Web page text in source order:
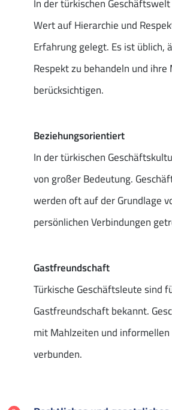
In der türkischen
Wert auf Hierarchie und
Erfahrung gelegt. Es ist üblich,
Respekt zu behandeln und ihre
berücksichtigen.
Beziehungsorientiert
In der türkischen
von großer Bedeutung.
werden oft auf der Grundlage
persönlichen Verbindungen
Gastfreundschaft
Türkische Geschäftsleute sind
Gastfreundschaft bekannt.
mit Mahlzeiten und informellen
verbunden.